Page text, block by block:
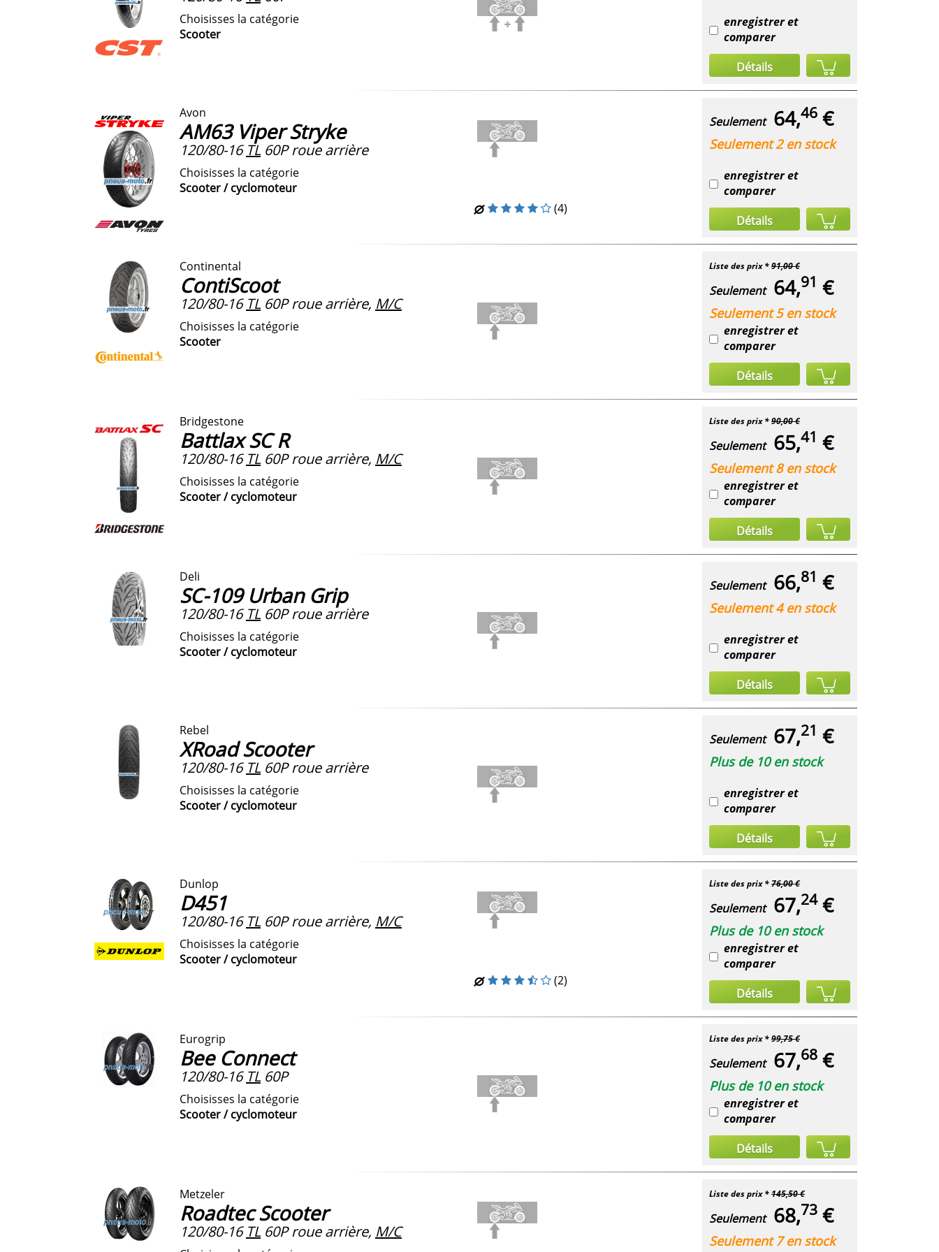
Choisisses la catégorie
Scooter
enregistrer et
comparer
Détails
Avon
AM63 Viper Stryke
120/80-16 TL60P roue arrière
Choisisses la catégorie
Scooter / cyclomoteur
(4)
Seulement 64,46 €
Seulement 2 en stock
enregistrer et
comparer
Détails
Continental
ContiScoot
120/80-16 TL60P roue arrière, M/C
Choisisses la catégorie
Scooter
Liste des prix *91,00 €
Seulement 64,91 €
Seulement 5 en stock
enregistrer et
comparer
Détails
Bridgestone
Battlax SC R
120/80-16 TL60P roue arrière, M/C
Choisisses la catégorie
Scooter / cyclomoteur
Liste des prix *90,00 €
Seulement 65,41 €
Seulement 8 en stock
enregistrer et
comparer
Détails
Deli
SC-109 Urban Grip
120/80-16 TL60P roue arrière
Choisisses la catégorie
Scooter / cyclomoteur
Seulement 66,81 €
Seulement 4 en stock
enregistrer et
comparer
Détails
Rebel
XRoad Scooter
120/80-16 TL60P roue arrière
Choisisses la catégorie
Scooter / cyclomoteur
Seulement 67,21 €
Plus de 10 en stock
enregistrer et
comparer
Détails
Dunlop
D451
120/80-16 TL60P roue arrière, M/C
Choisisses la catégorie
Scooter / cyclomoteur
(2)
Liste des prix *76,00 €
Seulement 67,24€
Plus de 10 en stock
enregistrer et
comparer
Détails
Eurogrip
Bee Connect
120/80-16 TL60P
Choisisses la catégorie
Scooter / cyclomoteur
Liste des prix *99,75 €
Seulement 67,68 €
Plus de 10 en stock
enregistrer et
comparer
Détails
Metzeler
Roadtec Scooter
120/80-16 TL60P roue arrière, M/C
Liste des prix *145,50 €
Seulement 68,73 €
Seulement 7 en stock